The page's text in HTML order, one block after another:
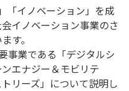
「イノベーション」を成
イノベーション事業のさ
す。
事業である「デジタルシ
エナジー＆モビリテ
リーズ」について説明し